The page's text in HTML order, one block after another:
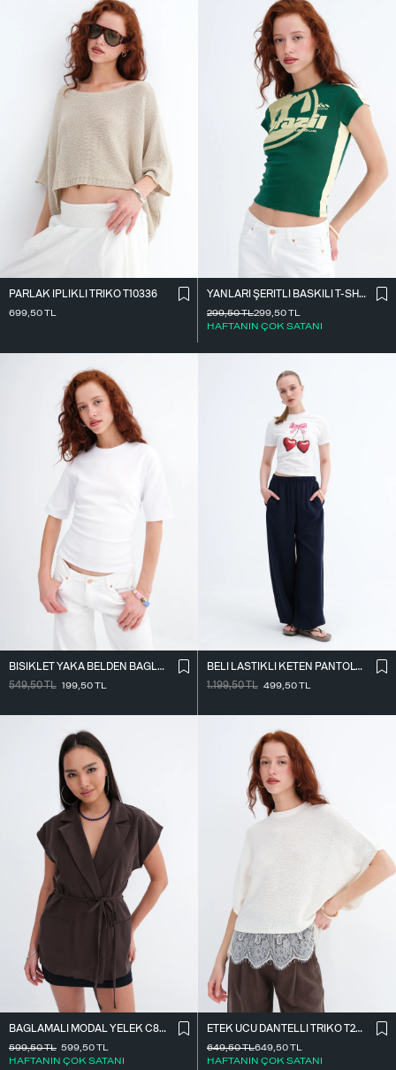
PARLAK İ̇PLIKLI TRIKO T10336
699,50TL
YANLARI ŞERITLI BASKILI T-SHIRT P9035
299,50TL
HAFTANIN ÇOK SATANI
299,50TL
BISIKLET YAKA BELDEN BAĞLAMALI T-SHIRT P261071
549,50TL 199,50TL
BELI LASTIKLI KETEN PANTOLON PN18273
1.199,50TL 499,50TL
BAĞLAMALI MODAL YELEK C8021
599,50TL
HAFTANIN ÇOK SATANI
599,50TL
ETEK UCU DANTELLI TRIKO T261025
649,50TL
HAFTANIN ÇOK SATANI
649,50TL